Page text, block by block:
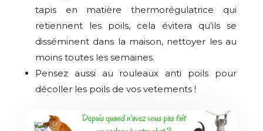
tapis en matière thermorégulatrice qui
retiennent les poils, cela évitera qu’ils se
disséminent dans la maison, nettoyer les au
moins toutes les semaines.
Pensez aussi au rouleaux anti poils pour
décoller les poils de vos vetements !